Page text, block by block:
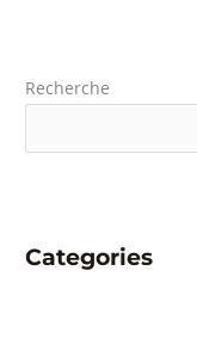
Recherche
Categories